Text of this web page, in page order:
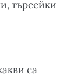
търсейки
са